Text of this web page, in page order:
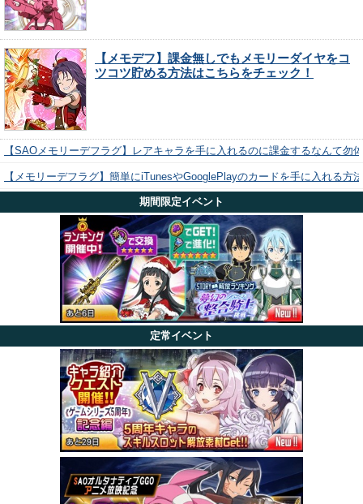
【メモデフ】課金無しでもメモリーダイヤをコ
ツコツ貯める方法はこちらをチェック！
【SAOメモリーデフラグ】レアキャラを手に入れるのに課金するなんて勿
【メモリーデフラグ】簡単にiTunesやGooglePlayのカードを手に入れる方
期間限定イベント
定常イベント